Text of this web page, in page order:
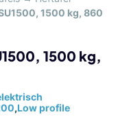
1500 kg, 860
1500 kg,
,Low profile